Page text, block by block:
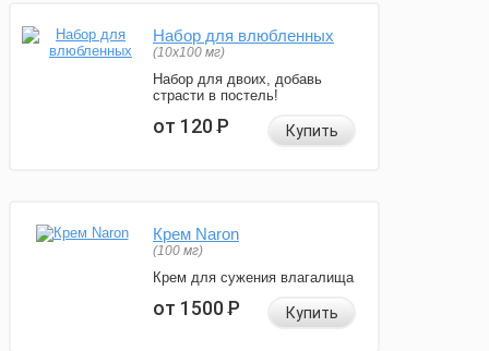
Набор для влюбленных
(10х100 мг)
Набор для двоих, добавь
страсти в постель!
от 120Р Купить
Крем Naron
(100 мг)
Крем для сужения влагалища
от 1500Р Купить